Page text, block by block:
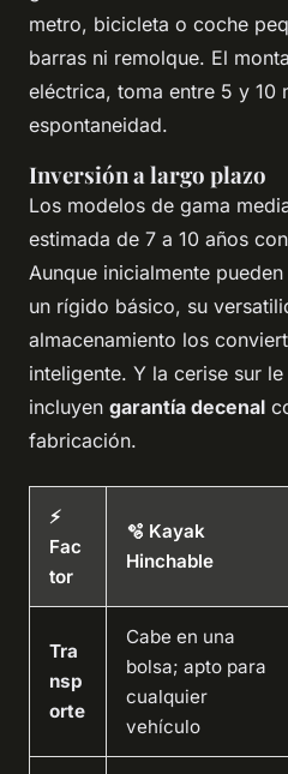
metro, bicicleta o coche
barras ni remolque. El
eléctrica, toma entre 5 y 10
espontaneidad.
Inversión a largo plazo
Los modelos de gama
estimada de 7 a 10 años
Aunque inicialmente
un rígido básico, su
almacenamiento los
inteligente. Y la cerise sur
incluyen garantía decenal
fabricación.
⚡
Fac
tor
🫧 Kayak
Hinchable
Tra
nsp
orte
Cabe en una
bolsa; apto para
cualquier
vehículo